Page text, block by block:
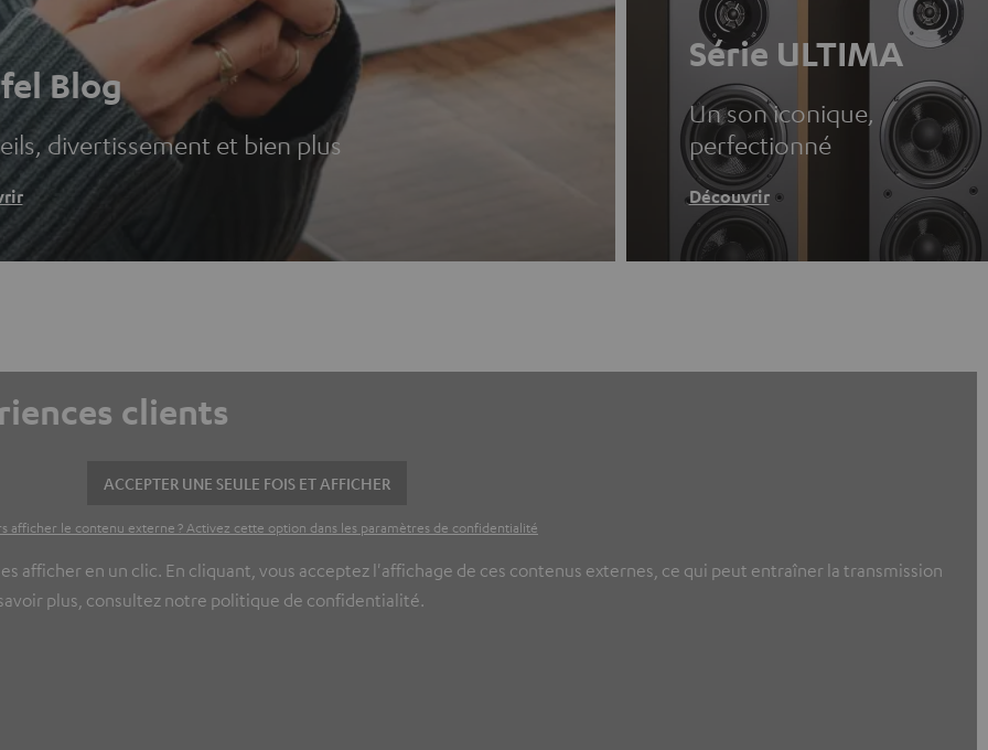
Blog
divertissement et bien plus
Série ULTIMA
Un son iconique,
perfectionné
Découvrir
clients
ACCEPTER UNE SEULE FOIS ET AFFICHER
afficher le contenu externe ? Activez cette option dans les paramètres de confidentialité
afficher en un clic. En cliquant, vous acceptez l'affichage de ces contenus externes, ce qui peut entraîner la transmission
plus, consultez notre politique de confidentialité.